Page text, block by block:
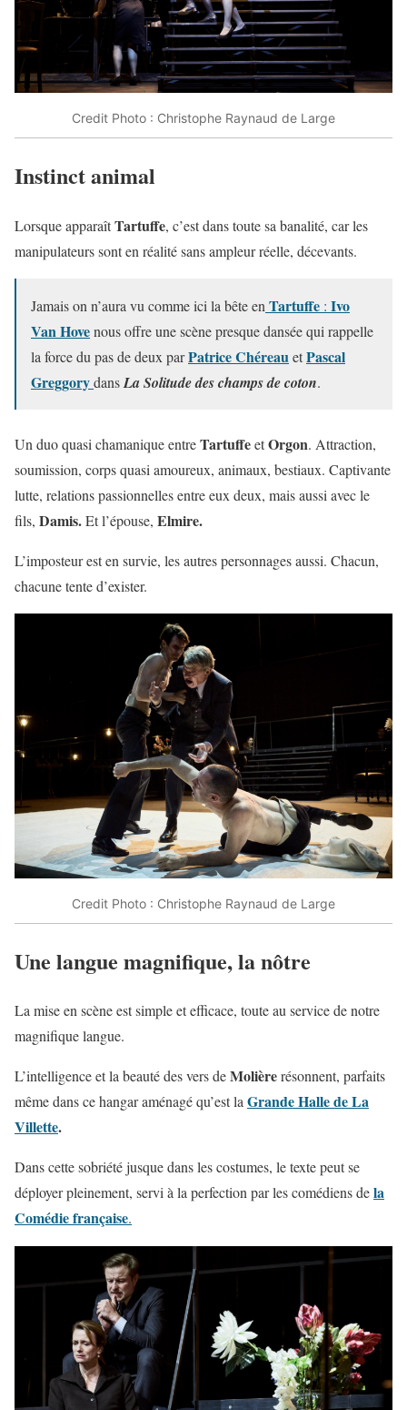
Credit Photo : Christophe Raynaud de Large
Instinct animal
Lorsque apparaîtTartuffe, c’est dans toute sa banalité, car les
manipulateurs sont en réalité sans ampleur réelle, décevants.
Jamais on n’aura vu comme ici la bête en Tartuffe : Ivo
Van Hovenous offre une scène presque dansée qui rappelle
la force du pas de deux parPatrice ChéreauetPascal
GreggorydansLa Solitude des champs de coton.
Un duo quasi chamanique entreTartuffeetOrgon. Attraction,
soumission, corps quasi amoureux, animaux, bestiaux. Captivante
lutte, relations passionnelles entre eux deux, mais aussi avec le
fils, Damis.Et l’épouse, Elmire.
L’imposteur est en survie, les autres personnages aussi. Chacun,
chacune tente d’exister.
Credit Photo : Christophe Raynaud de Large
Une langue magnifique, la nôtre
La mise en scène est simple et efficace, toute au service de notre
magnifique langue.
L’intelligence et la beauté des vers deMolièrerésonnent, parfaits
même dans ce hangar aménagé qu’est laGrande Halle de La
Villette.
Dans cette sobriété jusque dans les costumes, le texte peut se
déployer pleinement, servi à la perfection par les comédiens dela
Comédie française.